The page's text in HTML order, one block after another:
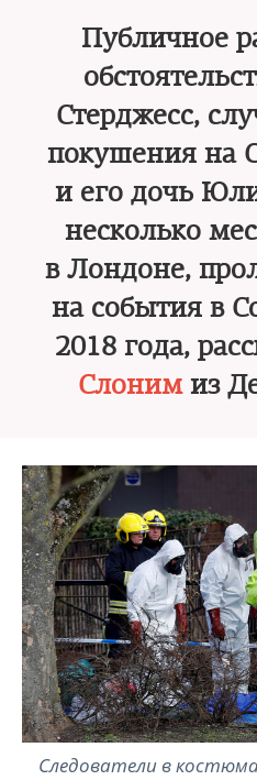
Публичное
Стерджесс,
покушения на
и его дочь
несколько
в Лондоне,
на события в
2018 года,
Слонимиз
Следователи в